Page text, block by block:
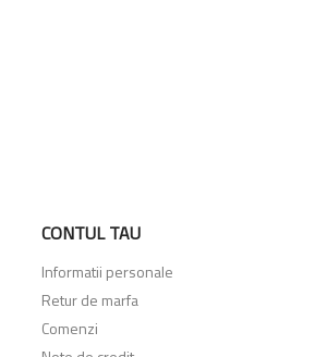
CONTUL TAU
Informatii personale
Retur de marfa
Comenzi